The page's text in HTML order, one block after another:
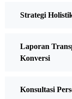
Strategi
Laporan
Konversi
Konsultasi